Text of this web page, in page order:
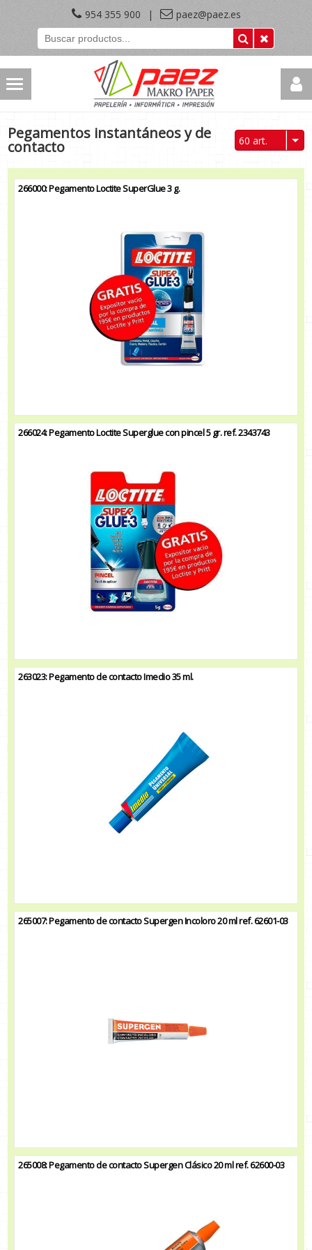
954 355 900 | paez@paez.es
Pegamentos instantáneos y de
contacto 60 art.
266000: Pegamento Loctite SuperGlue 3 g.
266024: Pegamento Loctite Superglue con pincel 5 gr. ref. 2343743
263023: Pegamento de contacto Imedio 35 ml.
265007: Pegamento de contacto Supergen Incoloro 20 ml ref. 62601-03
265008: Pegamento de contacto Supergen Clásico 20 ml ref. 62600-03